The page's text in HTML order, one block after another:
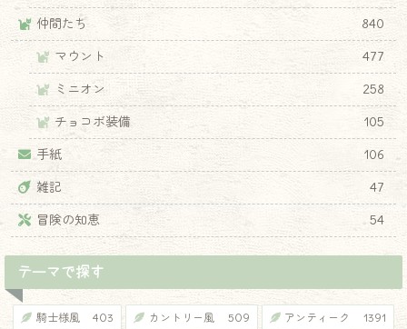
仲間たち
840
マウント
477
ミニオン
258
チョコボ装備
105
手紙
106
雑記
47
冒険の知恵
54
テーマで探す
騎士様風 403 カントリー風 509 アンティーク 1391